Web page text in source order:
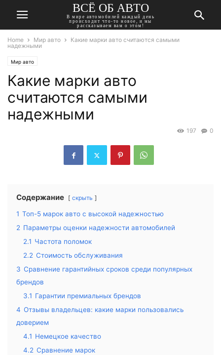
ВСЁ ОБ АВТО
В мире автомобилей каждый день
происходит что-то новое, и мы
рассказываем вам о этом!
Home Мир авто
Какие марки авто считаются самыми
надежными
Мир авто
Какие марки авто
считаются самыми
надежными
0
197
Содержание скрыть
1 Топ-5 марок авто с высокой надежностью
2 Параметры оценки надежности автомобилей
2.1 Частота поломок
2.2 Стоимость обслуживания
3 Сравнение гарантийных сроков среди популярных
брендов
3.1 Гарантии премиальных брендов
4 Отзывы владельцев: какие марки пользовались
доверием
4.1 Немецкое качество
4.2 Сравнение марок